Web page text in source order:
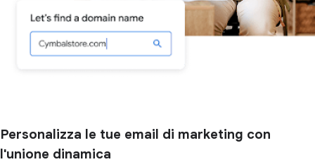
Personalizza le tue email di marketing con
l'unione dinamica